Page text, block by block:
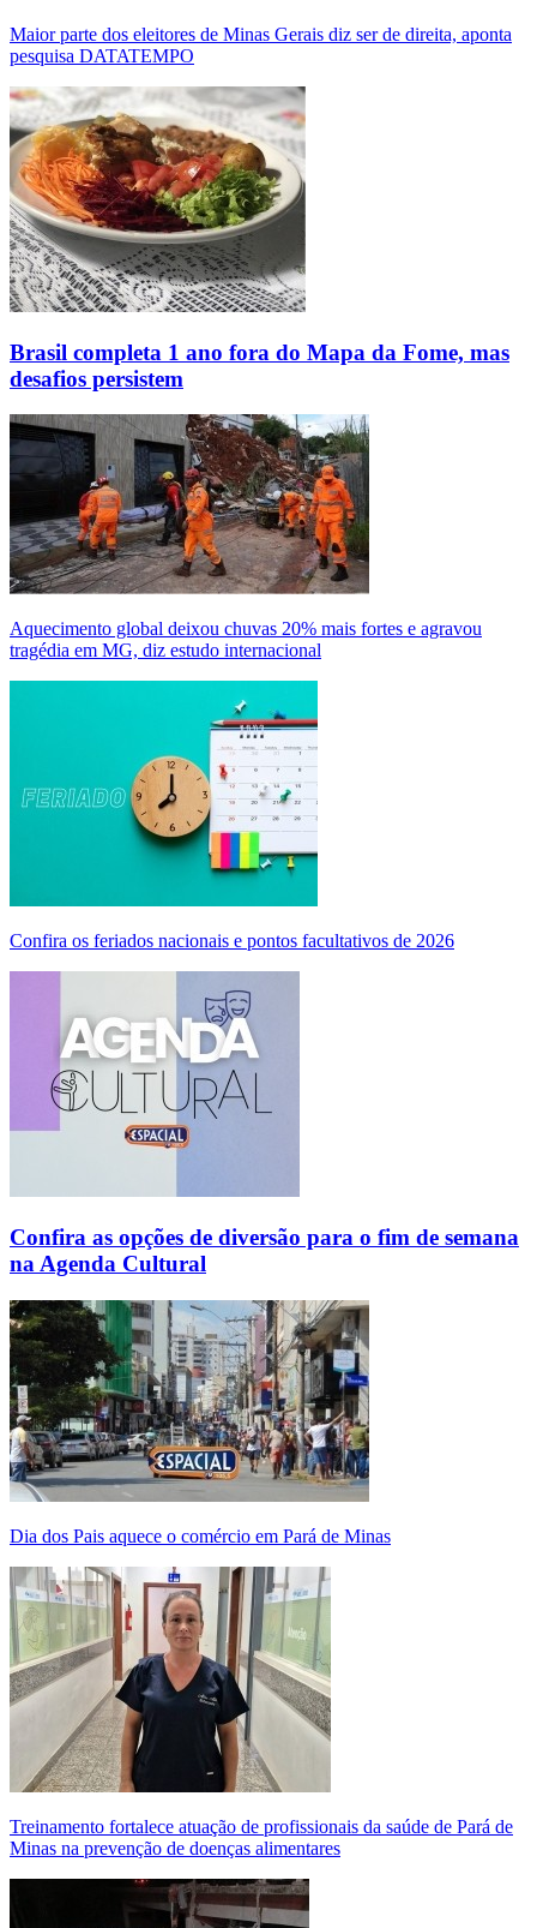
Maior parte dos eleitores de Minas Gerais diz ser de direita, aponta
pesquisa DATATEMPO
Brasil completa 1 ano fora do Mapa da Fome, mas
desafios persistem
Aquecimento global deixou chuvas 20% mais fortes e agravou
tragédia em MG, diz estudo internacional
Confira os feriados nacionais e pontos facultativos de 2026
Confira as opções de diversão para o fim de semana
na Agenda Cultural
Dia dos Pais aquece o comércio em Pará de Minas
Treinamento fortalece atuação de profissionais da saúde de Pará de
Minas na prevenção de doenças alimentares